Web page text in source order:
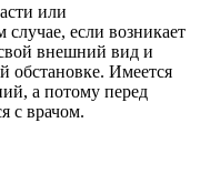
или
если возникает
внешний вид и
обстановке. Имеется
а потому перед
с врачом.